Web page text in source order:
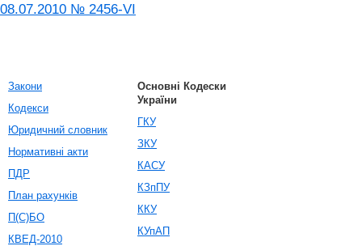
08.07.2010 № 2456-VI
Закони
Кодекси
Юридичний словник
Нормативні акти
ПДР
План рахунків
П(С)БО
КВЕД-2010
Основні Кодески
України
ГКУ
ЗКУ
КАСУ
КЗпПУ
ККУ
КУпАП